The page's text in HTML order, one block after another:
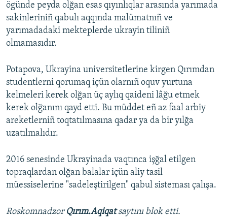
ögünde peyda olğan esas qıyınlıqlar arasında yarımada
sakinleriniñ qabulı aqqında malümatnıñ ve
yarımadadaki mekteplerde ukrayin tiliniñ
olmamasıdır.
Potapova, Ukrayina universitetlerine kirgen Qırımdan
studentlerni qorumaq içün olarnıñ oquv yurtuna
kelmeleri kerek olğan üç aylıq qaideni lâğu etmek
kerek olğanını qayd etti. Bu müddet eñ az faal arbiy
areketlerniñ toqtatılmasına qadar ya da bir yılğa
uzatılmalıdır.
2016 senesinde Ukrayinada vaqtınca işğal etilgen
topraqlardan olğan balalar içün aliy tasil
müessiselerine "sadeleştirilgen" qabul sisteması çalışa.
Roskomnadzor Qırım.Aqiqatsaytını blok etti.